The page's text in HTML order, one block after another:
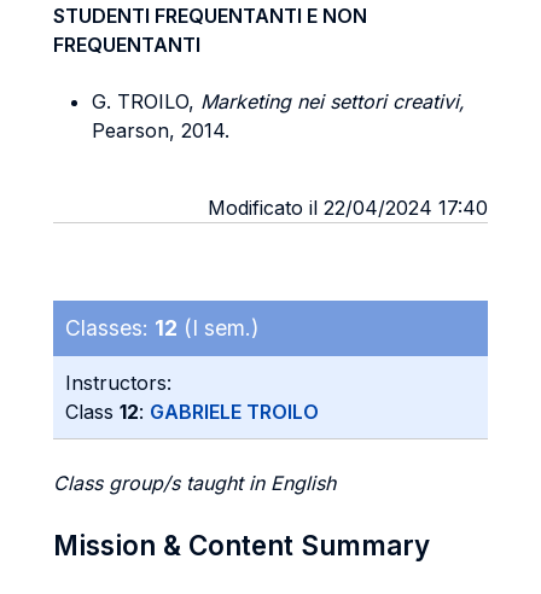
STUDENTI FREQUENTANTI E NON
FREQUENTANTI
G. TROILO, Marketing nei settori creativi,
Pearson, 2014.
Modificato il 22/04/2024 17:40
Classes: 12 (I sem.)
Instructors:
Class 12: GABRIELE TROILO
Class group/s taught in English
Mission & Content Summary